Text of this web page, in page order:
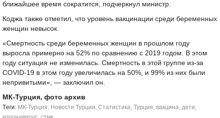
ближайшее время сократится, подчеркнул министр.
Коджа также отметил, что уровень вакцинации среди беременных
женщин невысок.
«Смертность среди беременных женщин в прошлом году
выросла примерно на 52% по сравнению с 2019 годом. В этом
году ситуация не изменилась. Смертность в этой группе из-за
COVID-19 в этом году увеличилась на 50%, и 99% из них были
непривитыми», — заключил он.
МК-Турция, фото архив
Tеги: МК-Турция, Новости Турции, Статистика, Турция, вакцина, дети,